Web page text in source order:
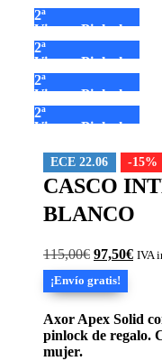
2ª
Visera+Pinlock
2ª
Visera+Pinlock
2ª
Visera+Pinlock
2ª
Visera+Pinlock
ECE 22.06 -15%
CASCO
BLANCO
115,00€ El
precio
original
era:
115,00€.
97,50€ElIVA
¡Envío gratis!
Axor Apex Solid
pinlock de regalo.
mujer.